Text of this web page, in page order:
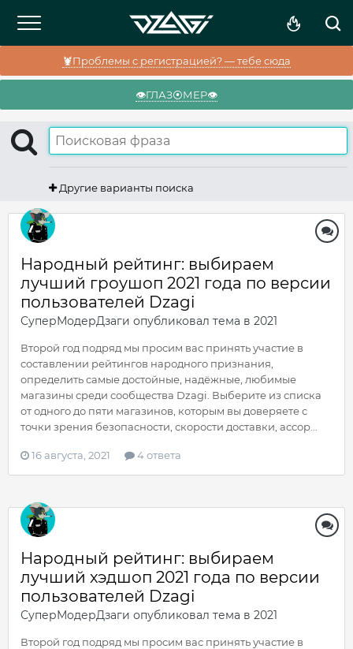
🦞Проблемы с регистрацией? — тебе сюда
👁️ГЛАЗ⦿МЕР👁️
Другие варианты поиска
Народный рейтинг: выбираем
лучший гроушоп 2021 года по версии
пользователей Dzagi
СуперМодерДзаги опубликовал тема в 2021
Второй год подряд мы просим вас принять участие в
составлении рейтингов народного признания,
определить самые достойные, надёжные, любимые
магазины среди сообщества Dzagi. Выберите из списка
от одного до пяти магазинов, которым вы доверяете с
точки зрения безопасности, скорости доставки, ассор...
16 августа, 2021 4 ответа
Народный рейтинг: выбираем
лучший хэдшоп 2021 года по версии
пользователей Dzagi
СуперМодерДзаги опубликовал тема в 2021
Второй год подряд мы просим вас принять участие в